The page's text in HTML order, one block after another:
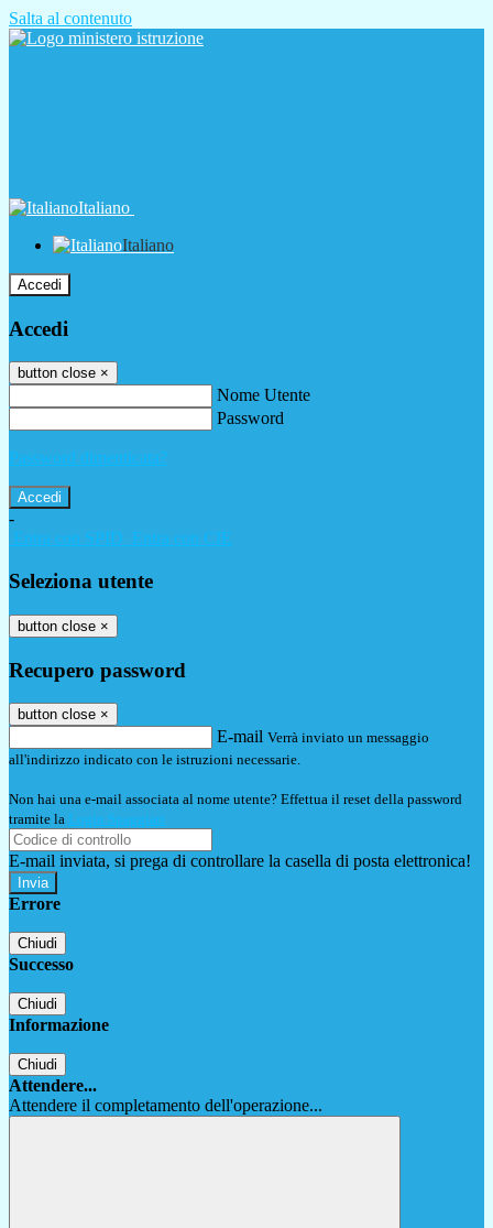
Salta al contenuto
Italiano
Italiano
Accedi
Accedi
button close ×
Nome Utente
Password
Password dimenticata?
-
Entra con SPID
Entra con CIE
Seleziona utente
button close ×
Recupero password
button close ×
E-mail Verrà inviato un messaggio
all'indirizzo indicato con le istruzioni necessarie.
Non hai una e-mail associata al nome utente? Effettua il reset della password
tramite la Login Spaggiari
E-mail inviata, si prega di controllare la casella di posta elettronica!
Errore
Chiudi
Successo
Chiudi
Informazione
Chiudi
Attendere...
Attendere il completamento dell'operazione...